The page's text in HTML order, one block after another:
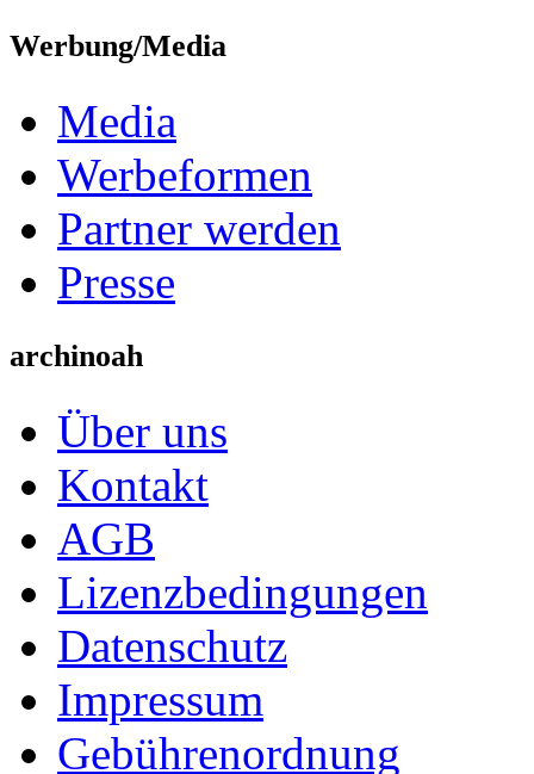
Werbung/Media
Media
Werbeformen
Partner werden
Presse
archinoah
Über uns
Kontakt
AGB
Lizenzbedingungen
Datenschutz
Impressum
Gebührenordnung